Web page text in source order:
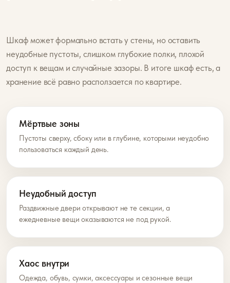
Шкаф может формально встать у стены, но оставить
неудобные пустоты, слишком глубокие полки, плохой
доступ к вещам и случайные зазоры. В итоге шкаф есть, а
хранение всё равно расползается по квартире.
Мёртвые зоны
Пустоты сверху, сбоку или в глубине, которыми неудобно
пользоваться каждый день.
Неудобный доступ
Раздвижные двери открывают не те секции, а
ежедневные вещи оказываются не под рукой.
Хаос внутри
Одежда, обувь, сумки, аксессуары и сезонные вещи